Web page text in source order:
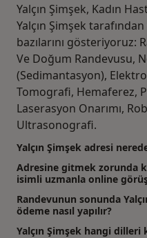
Yalçın Şimşek, Kadın
Yalçın Şimşek
bazılarını gösteriyoruz:
Ve Doğum Randevusu,
(Sedimantasyon),
Tomografi, Hemaferez,
Laserasyon Onarımı,
Ultrasonografi.
Yalçın Şimşek adresi
Adresine gitmek zorunda
isimli uzmanla online
Randevunun sonunda
ödeme nasıl yapılır?
Yalçın Şimşek hangi dilleri